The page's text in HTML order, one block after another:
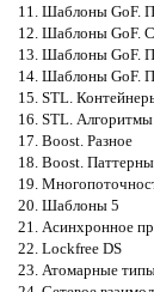
Шаблоны GoF.
Шаблоны GoF.
Шаблоны GoF.
Шаблоны GoF.
STL.
STL. Алгоритмы
Boost. Разное
Boost.
Шаблоны 5
Асинхронное
Lockfree DS
Атомарные